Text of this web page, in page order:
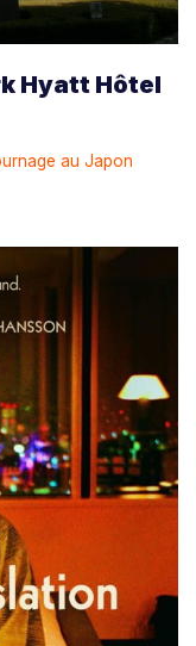
Hyatt Hôtel
au Japon